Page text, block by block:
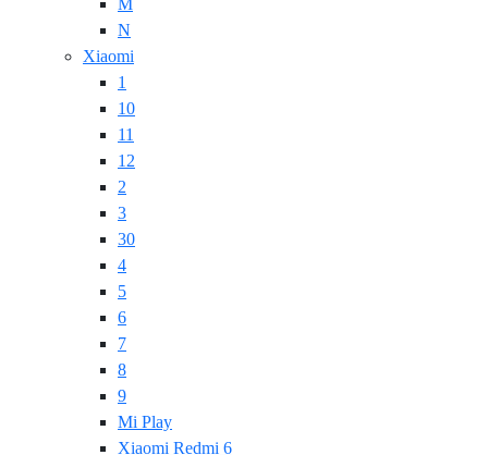
M
N
Xiaomi
1
10
11
12
2
3
30
4
5
6
7
8
9
Mi Play
Xiaomi Redmi 6